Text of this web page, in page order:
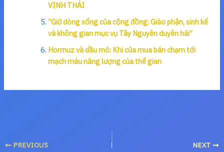
VỊNH THÁI
“Giữ dòng sống của cộng đồng: Giáo phận, sinh kế
và không gian mục vụ Tây Nguyên duyên hải”
Hormuz và dầu mỏ: Khi cửa mua bán chạm tới
mạch máu năng lượng của thế gian
PREVIOUS NEXT